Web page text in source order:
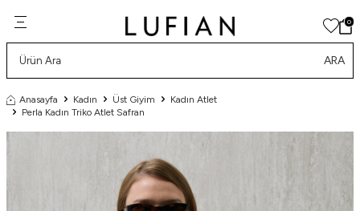
0
ARA
Anasayfa Kadın Üst Giyim
Kadın Atlet
Perla Kadın Triko Atlet Safran